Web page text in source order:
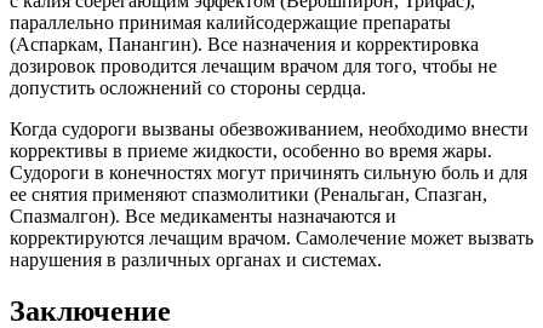
параллельно принимая калийсодержащие препараты
(Аспаркам, Панангин). Все назначения и корректировка
дозировок проводится лечащим врачом для того, чтобы не
допустить осложнений со стороны сердца.
Когда судороги вызваны обезвоживанием, необходимо внести
коррективы в приеме жидкости, особенно во время жары.
Судороги в конечностях могут причинять сильную боль и для
ее снятия применяют спазмолитики (Ренальган, Спазган,
Спазмалгон). Все медикаменты назначаются и
корректируются лечащим врачом. Самолечение может вызвать
нарушения в различных органах и системах.
Заключение